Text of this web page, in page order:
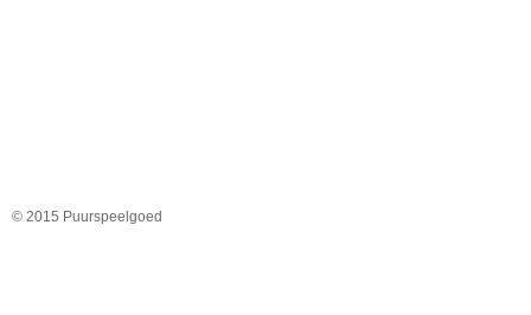
© 2015 Puurspeelgoed